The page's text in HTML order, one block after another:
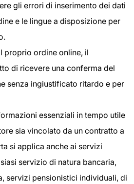
gli errori di inserimento dei dati
e le lingue a disposizione per
proprio ordine online, il
di ricevere una conferma del
senza ingiustificato ritardo e per
essenziali in tempo utile
sia vincolato da un contratto a
si applica anche ai servizi
servizio di natura bancaria,
servizi pensionistici individuali, di